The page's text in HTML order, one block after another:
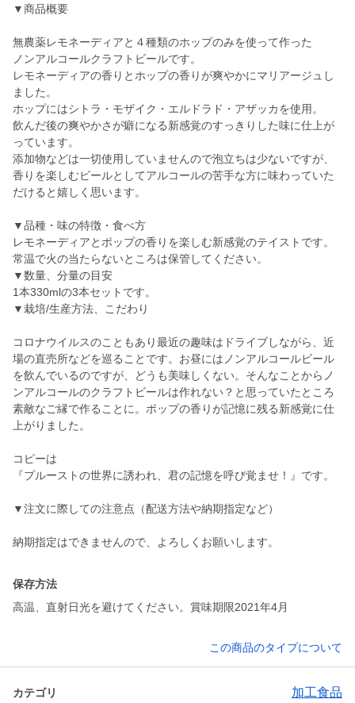
▼商品概要
無農薬レモネーディアと４種類のホップのみを使って作った
ノンアルコールクラフトビールです。
レモネーディアの香りとホップの香りが爽やかにマリアージュし
ました。
ホップにはシトラ・モザイク・エルドラド・アザッカを使用。
飲んだ後の爽やかさが癖になる新感覚のすっきりした味に仕上が
っています。
添加物などは一切使用していませんので泡立ちは少ないですが、
香りを楽しむビールとしてアルコールの苦手な方に味わっていた
だけると嬉しく思います。
▼品種・味の特徴・食べ方
レモネーディアとポップの香りを楽しむ新感覚のテイストです。
常温で火の当たらないところは保管してください。
▼数量、分量の目安
1本330mlの3本セットです。
▼栽培/生産方法、こだわり
コロナウイルスのこともあり最近の趣味はドライブしながら、近
場の直売所などを巡ることです。お昼にはノンアルコールビール
を飲んでいるのですが、どうも美味しくない。そんなことからノ
ンアルコールのクラフトビールは作れない？と思っていたところ
素敵なご縁で作ることに。ポップの香りが記憶に残る新感覚に仕
上がりました。
コピーは
『プルーストの世界に誘われ、君の記憶を呼び覚ませ！』です。
▼注文に際しての注意点（配送方法や納期指定など）
納期指定はできませんので、よろしくお願いします。
保存方法
高温、直射日光を避けてください。賞味期限2021年4月
この商品のタイプについて
カテゴリ 加工食品